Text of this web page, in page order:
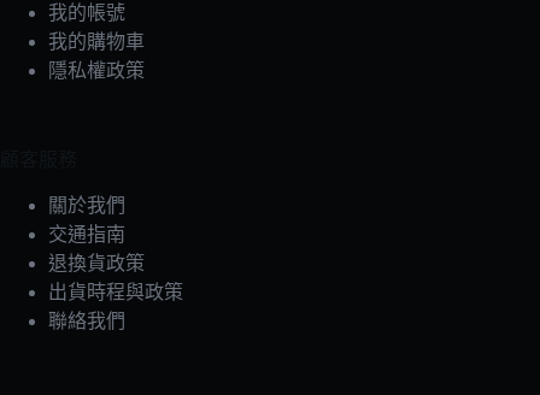
我的帳號
我的購物車
隱私權政策
關於我們
交通指南
退換貨政策
出貨時程與政策
聯絡我們